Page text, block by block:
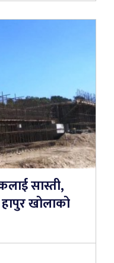
सास्ती,
खोलाको